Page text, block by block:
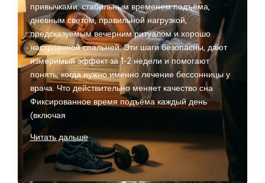
привычками: стабильным временем подъёма,
дневным светом, правильной нагрузкой,
предсказуемым вечерним ритуалом и хорошо
настроенной спальней. Эти шаги безопасны, дают
измеримый эффект за 1-2 недели и помогают
понять, когда нужно именно лечение бессонницы у
врача. Что действительно меняет качество сна
Фиксированное время подъёма каждый день
(включая
Здоровый
сон:
практики,
Читать дальше